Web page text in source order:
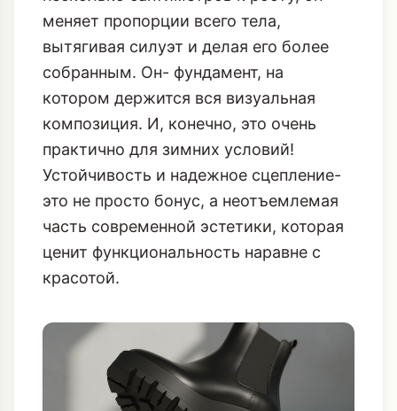
меняет пропорции всего тела,
вытягивая силуэт и делая его более
собранным. Он- фундамент, на
котором держится вся визуальная
композиция. И, конечно, это очень
практично для зимних условий!
Устойчивость и надежное сцепление-
это не просто бонус, а неотъемлемая
часть современной эстетики, которая
ценит функциональность наравне с
красотой.